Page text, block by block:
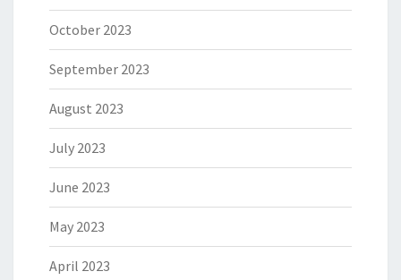
October 2023
September 2023
August 2023
July 2023
June 2023
May 2023
April 2023